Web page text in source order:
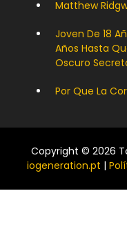
Matthew
Joven De 18
Años Hasta
Oscuro
Por Que La
Copyright © 2026
iogeneration.pt |